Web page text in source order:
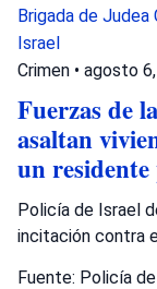
Brigada de Judea
Israel
Crimen • agosto
Fuerzas de
asaltan
un residente
Policía de Israel
incitación contra
Fuente: Policía